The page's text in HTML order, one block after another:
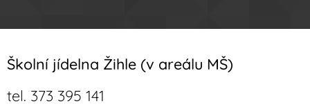
Školní jídelna Žihle (v areálu MŠ)
tel. 373 395 141